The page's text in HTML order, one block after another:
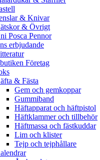
& Knivar
& Övrigt
Posca Pennor
erbjudande
Företag
& Fästa
Gem och gemkoppar
Gummiband
Häftapparat och häftpistol
Häftklammer och tillbehör
Häftmassa och fästkuddar
Lim och klister
Tejp och tejphållare